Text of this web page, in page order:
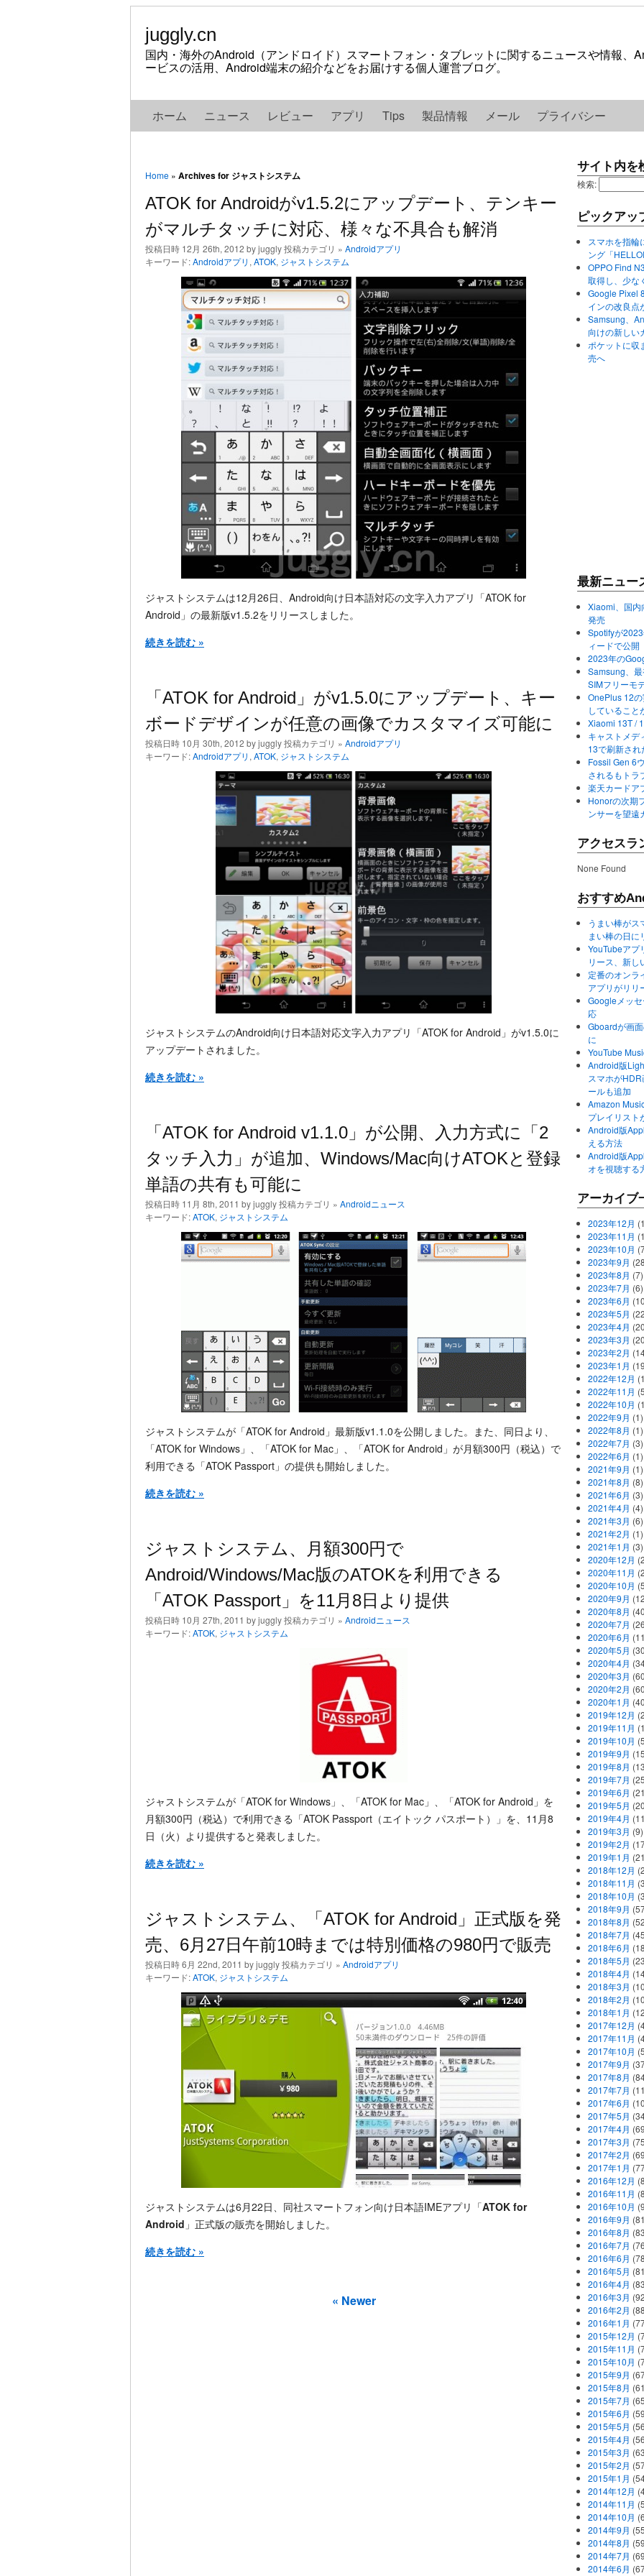
juggly.cn
国内・海外のAndroid（アンドロイド）スマートフォン・タブレットに関するニュースや情報、
ービスの活用、Android端末の紹介などをお届けする個人運営ブログ。
ホーム ニュース レビュー アプリ Tips 製品情報 メール プライバシー
Home » Archives for ジャストシステム
ATOK for Androidがv1.5.2にアップデート、テンキー
がマルチタッチに対応、様々な不具合も解消
投稿日時 12月 26th, 2012 by juggly 投稿カテゴリ » Androidアプリ
キーワード:Androidアプリ , ATOK, ジャストシステム
ジャストシステムは12月26日、Android向け日本語対応の文字入力アプリ「ATOK for
Android」の最新版v1.5.2をリリースしました。
続きを読む »
「ATOK for Android」がv1.5.0にアップデート、キー
ボードデザインが任意の画像でカスタマイズ可能に
投稿日時 10月 30th, 2012 by juggly 投稿カテゴリ » Androidアプリ
キーワード:Androidアプリ , ATOK, ジャストシステム
ジャストシステムのAndroid向け日本語対応文字入力アプリ「ATOK for Android」がv1.5.0に
アップデートされました。
続きを読む »
「ATOK for Android v1.1.0」が公開、入力方式に「2
タッチ入力」が追加、Windows/Mac向けATOKと登録
単語の共有も可能に
投稿日時 11月 8th, 2011 by juggly 投稿カテゴリ » Androidニュース
キーワード:ATOK, ジャストシステム
ジャストシステムが「ATOK for Android」最新版v1.1.0を公開しました。また、同日より、
「ATOK for Windows」、「ATOK for Mac」、「ATOK for Android」が月額300円（税込）で
利用できる「ATOK Passport」の提供も開始しました。
続きを読む »
ジャストシステム、月額300円で
Android/Windows/Mac版のATOKを利用できる
「ATOK Passport」を11月8日より提供
投稿日時 10月 27th, 2011 by juggly 投稿カテゴリ » Androidニュース
キーワード:ATOK, ジャストシステム
ジャストシステムが「ATOK for Windows」、「ATOK for Mac」、「ATOK for Android」を
月額300円（税込）で利用できる「ATOK Passport（エイトック パスポート）」を、11月8
日（火）より提供すると発表しました。
続きを読む »
ジャストシステム、「ATOK for Android」正式版を発
売、6月27日午前10時までは特別価格の980円で販売
投稿日時 6月 22nd, 2011 by juggly 投稿カテゴリ » Androidアプリ
キーワード:ATOK, ジャストシステム
ジャストシステムは6月22日、同社スマートフォン向け日本語IMEアプリ「ATOK for
Android 」正式版の販売を開始しました。
続きを読む »
« Newer
サイト内を
検索:
ピックアッ
スマホを指輪
ング「
OPPO Find
取得し、少な
Google Pixel
インの改良点
Samsung、
向けの新しい
ポケットに収
売へ
最新ニュー
Xiaomi、国内
発売
Spotifyが
ィードで公開
2023年の
Samsung、
SIMフリーモ
OnePlus 12
していること
Xiaomi 13T /
キャストメデ
13で刷新さ
Fossil Gen 6
されるもトラ
楽天カードア
Honorの次期
ンサーを望遠
アクセスラ
None Found
おすすめ
うまい棒がス
まい棒の日に
YouTubeアプ
リース、新し
定番のオンラ
アプリがリリ
Googleメッ
応
Gboardが画
に
YouTube
Android版
スマホが
ールも追加
Amazon
プレイリスト
Android版
える方法
Android版
オを視聴する
アーカイブ
2023年12月
2023年11月
2023年10月
2023年9月
2023年8月 (7)
2023年7月 (6)
2023年6月
2023年5月
2023年4月
2023年3月
2023年2月
2023年1月
2022年12月
2022年11月
2022年10月
2022年9月 (1)
2022年8月 (1)
2022年7月 (3)
2022年6月 (1)
2021年9月 (1)
2021年8月 (8)
2021年6月 (3)
2021年4月 (4)
2021年3月 (6)
2021年2月 (1)
2021年1月 (3)
2020年12月
2020年11月
2020年10月
2020年9月
2020年8月
2020年7月
2020年6月
2020年5月
2020年4月
2020年3月
2020年2月
2020年1月
2019年12月
2019年11月
2019年10月
2019年9月
2019年8月
2019年7月
2019年6月
2019年5月
2019年4月
2019年3月 (9)
2019年2月
2019年1月
2018年12月
2018年11月
2018年10月
2018年9月
2018年8月
2018年7月
2018年6月
2018年5月
2018年4月
2018年3月
2018年2月
2018年1月
2017年12月
2017年11月
2017年10月
2017年9月
2017年8月
2017年7月
2017年6月
2017年5月
2017年4月
2017年3月
2017年2月
2017年1月
2016年12月
2016年11月
2016年10月
2016年9月
2016年8月
2016年7月
2016年6月
2016年5月
2016年4月
2016年3月
2016年2月
2016年1月
2015年12月
2015年11月
2015年10月
2015年9月
2015年8月
2015年7月
2015年6月
2015年5月
2015年4月
2015年3月
2015年2月
2015年1月
2014年12月
2014年11月
2014年10月
2014年9月
2014年8月
2014年7月
2014年6月